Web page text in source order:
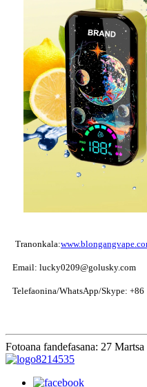
Tranonkala:
Email: lucky0209@golusky.com
Telefaonina/WhatsApp/Skype: +86
Fotoana fandefasana: 27